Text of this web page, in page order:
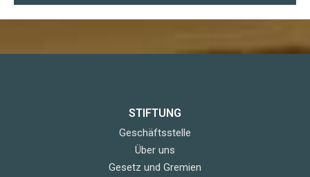
STIFTUNG
Geschäftsstelle
Über uns
Gesetz und Gremien